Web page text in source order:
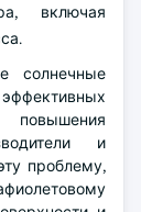
включая
солнечные
и
проблему,